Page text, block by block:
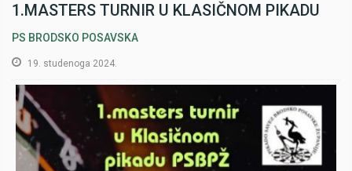
1.MASTERS TURNIR U KLASIČNOM PIKADU
PS BRODSKO POSAVSKA
19. studenoga 2024.